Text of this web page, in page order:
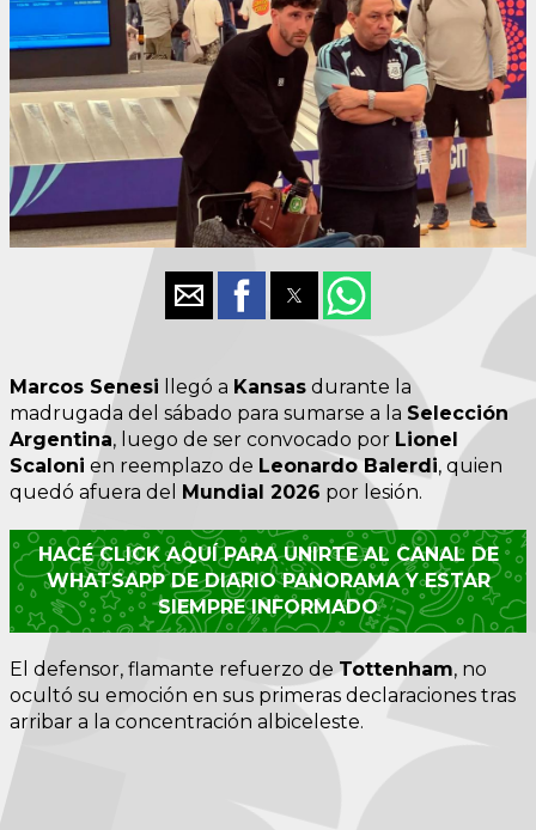
Marcos Senesi llegó a Kansas durante la
madrugada del sábado para sumarse a la Selección
Argentina, luego de ser convocado por Lionel
Scaloni en reemplazo de Leonardo Balerdi, quien
quedó afuera del Mundial 2026 por lesión.
HACÉ CLICK AQUÍ PARA UNIRTE AL CANAL DE
WHATSAPP DE DIARIO PANORAMA Y ESTAR
SIEMPRE INFORMADO
El defensor, flamante refuerzo de Tottenham, no
ocultó su emoción en sus primeras declaraciones tras
arribar a la concentración albiceleste.